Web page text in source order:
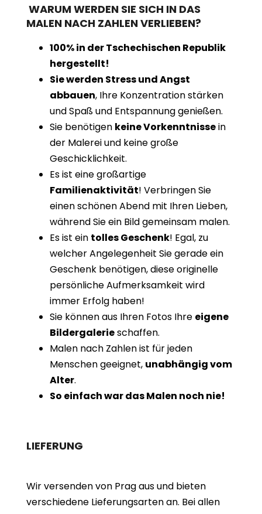
WARUM WERDEN SIE SICH IN DAS
MALEN NACH ZAHLEN VERLIEBEN?
100% in der Tschechischen Republik
hergestellt!
Sie werden Stress und Angst
abbauen, Ihre Konzentration stärken
und Spaß und Entspannung genießen.
Sie benötigen keine Vorkenntnissein
der Malerei und keine große
Geschicklichkeit.
Es ist eine großartige
Familienaktivität! Verbringen Sie
einen schönen Abend mit Ihren Lieben,
während Sie ein Bild gemeinsam malen.
Es ist ein tolles Geschenk! Egal, zu
welcher Angelegenheit Sie gerade ein
Geschenk benötigen, diese originelle
persönliche Aufmerksamkeit wird
immer Erfolg haben!
Sie können aus Ihren Fotos Ihre eigene
Bildergalerieschaffen.
Malen nach Zahlen ist für jeden
Menschen geeignet, unabhängig vom
Alter.
So einfach war das Malen noch nie!
LIEFERUNG
Wir versenden von Prag aus und bieten
verschiedene Lieferungsarten an. Bei allen